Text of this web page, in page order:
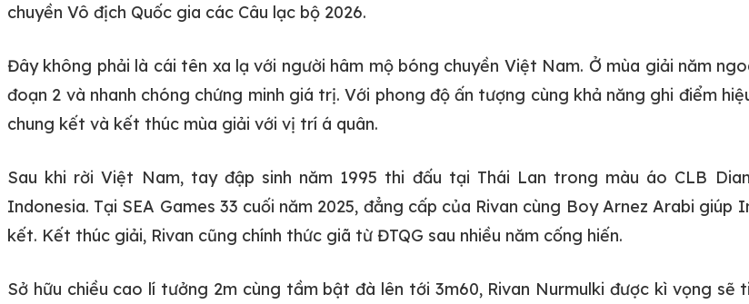
chuyền Vô địch Quốc gia các Câu lạc bộ 2026.
Đây không phải là cái tên xa lạ với người hâm mộ bóng chuyền Việt Nam. Ở mùa giải năm
đoạn 2 và nhanh chóng chứng minh giá trị. Với phong độ ấn tượng cùng khả năng ghi điểm
chung kết và kết thúc mùa giải với vị trí á quân.
Sau khi rời Việt Nam, tay đập sinh năm 1995 thi đấu tại Thái Lan trong màu áo CLB
Indonesia. Tại SEA Games 33 cuối năm 2025, đẳng cấp của Rivan cùng Boy Arnez Arabi
kết. Kết thúc giải, Rivan cũng chính thức giã từ ĐTQG sau nhiều năm cống hiến.
Sở hữu chiều cao lí tưởng 2m cùng tầm bật đà lên tới 3m60, Rivan Nurmulki được kì vọng